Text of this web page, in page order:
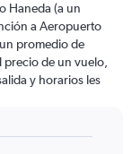
Haneda (a un
a Aeropuerto
promedio de
de un vuelo,
y horarios les